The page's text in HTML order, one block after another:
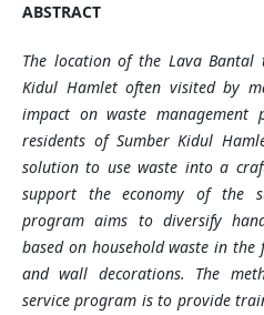
ABSTRACT
The location of the Lava Bantal
Kidul Hamlet often visited by
impact on waste management
residents of Sumber Kidul
solutionto usewaste into a
support the economy of the
programaims to diversify
based on household waste in
and wall decorations. The
service program is to provide